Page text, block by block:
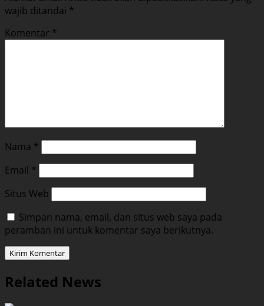
wajib ditandai *
Komentar *
Nama *
Email *
Situs Web
Simpan nama, email, dan situs web saya pada
peramban ini untuk komentar saya berikutnya.
Related News